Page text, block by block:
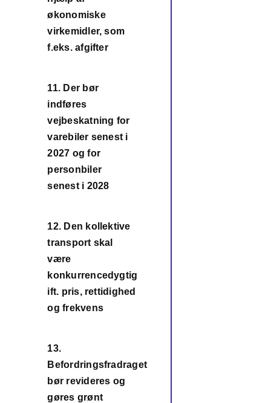
økonomiske
virkemidler, som
f.eks. afgifter
11. Der bør
indføres
vejbeskatning for
varebiler senest i
2027 og for
personbiler
senest i 2028
12. Den kollektive
transport skal
være
konkurrencedygtig
ift. pris, rettidighed
og frekvens
13.
Befordringsfradraget
bør revideres og
gøres grønt